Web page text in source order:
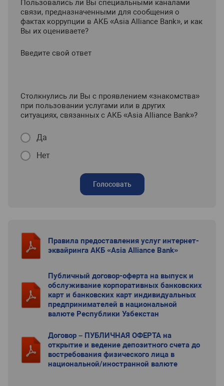
Пользовались ли Вы специальными каналами
связи, предназначенными для сообщения о
фактах коррупции в АКБ «Asia Alliance Bank», и как
Вы их оцениваете?
Введите свой ответ
Столкнулись ли Вы с проявлением «знакомства»
при пользовании услугами или в других
ситуациях, связанных с АКБ «Asia Alliance Bank»?
Да
Нет
Голосовать
Правила предоставления услуг интернет-
эквайринга АКБ «Asia Alliance Bank»
Публичный договор-оферта на выпуск и
обслуживание корпоративных банковских
карт и банковских карт индивидуальных
предпринимателей в национальной
валюте Республики Узбекстан
Договор – ПУБЛИЧНАЯ ОФЕРТА на
открытие и ведение депозитного счета до
востребования физического лица в
национальной/иностранной валюте